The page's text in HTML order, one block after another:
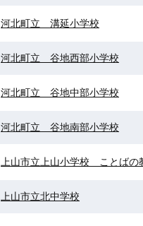
河北町立 溝延小学校
河北町立 谷地西部小学校
河北町立 谷地中部小学校
河北町立 谷地南部小学校
上山市立上山小学校 ことばの
上山市立北中学校